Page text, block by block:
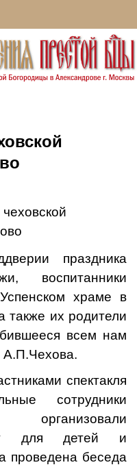
праздника
воспитанники
храме в
также их родители
всем нам
спектакля
сотрудники
организовали
для детей и
проведена беседа